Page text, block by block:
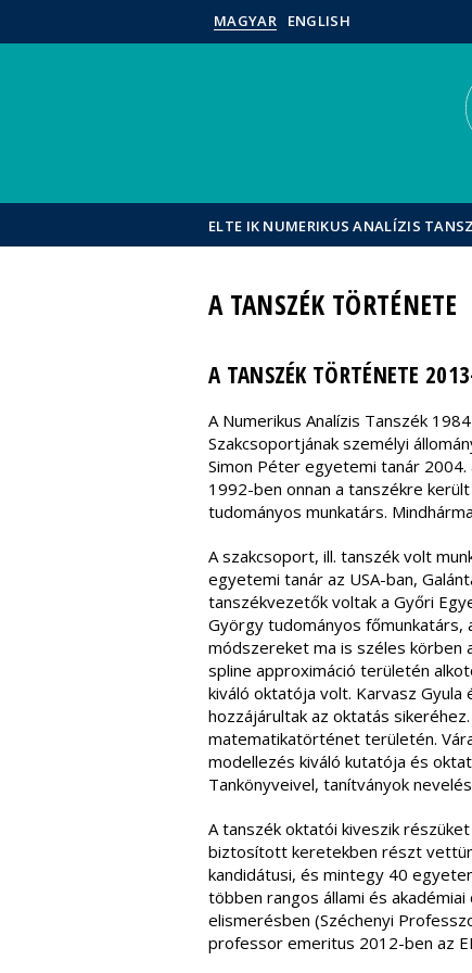
MAGYAR ENGLISH
ELTE IK NUMERIKUS ANALÍZIS
A TANSZÉK TÖRTÉNETE
A TANSZÉK TÖRTÉNETE
A Numerikus Analízis Tanszék
Szakcsoportjának személyi
Simon Péter egyetemi tanár
1992-ben onnan a tanszékre
tudományos munkatárs.
A szakcsoport, ill. tanszék volt
egyetemi tanár az USA-ban,
tanszékvezetők voltak a Győri
György tudományos
módszereket ma is széles körben
spline approximáció területén
kiváló oktatója volt. Karvasz
hozzájárultak az oktatás
matematikatörténet területén.
modellezés kiváló kutatója és
Tankönyveivel, tanítványok
A tanszék oktatói kiveszik
biztosított keretekben részt
kandidátusi, és mintegy 40
többen rangos állami és
elismerésben (Széchenyi
professor emeritus 2012-ben az